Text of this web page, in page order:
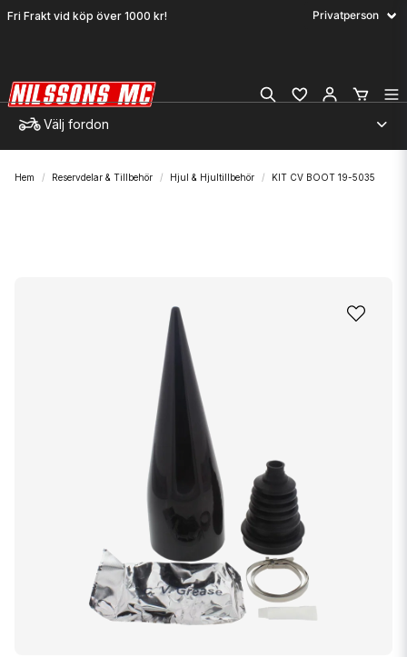
Fri Frakt vid köp över 1000 kr!
Välj fordon
Hem Reservdelar & Tillbehör Hjul & Hjultillbehör KIT CV BOOT 19-5035